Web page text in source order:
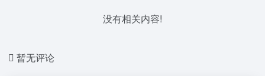
没有相关内容!
暂无评论